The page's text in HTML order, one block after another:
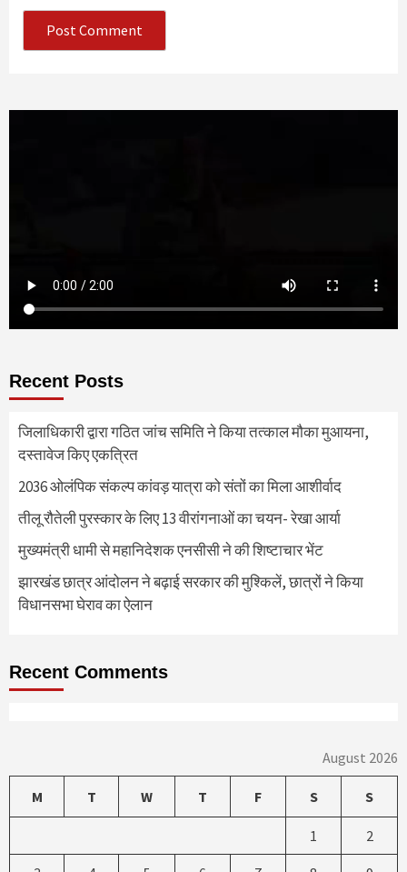
Recent Posts
जिलाधिकारी द्वारा गठित जांच समिति ने किया तत्काल मौका मुआयना,
दस्तावेज किए एकत्रित
2036 ओलंपिक संकल्प कांवड़ यात्रा को संतों का मिला आशीर्वाद
तीलू रौतेली पुरस्कार के लिए 13 वीरांगनाओं का चयन- रेखा आर्या
मुख्यमंत्री धामी से महानिदेशक एनसीसी ने की शिष्टाचार भेंट
झारखंड छात्र आंदोलन ने बढ़ाई सरकार की मुश्किलें, छात्रों ने किया
विधानसभा घेराव का ऐलान
Recent Comments
August 2026
M T W T F S S
1 2